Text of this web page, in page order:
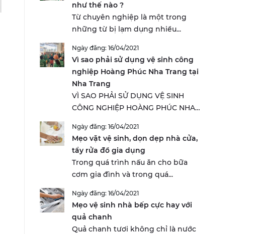
như thế nào ?
Từ chuyên nghiệp là một trong
những từ bị lạm dụng nhiều...
Ngày đăng: 16/04/2021
Vì sao phải sử dụng vệ sinh công
nghiệp Hoàng Phúc Nha Trang tại
Nha Trang
VÌ SAO PHẢI SỬ DỤNG VỆ SINH
CÔNG NGHIỆP HOÀNG PHÚC NHA
Ngày đăng: 16/04/2021
Mẹo vặt vệ sinh, dọn dẹp nhà cửa,
tẩy rửa đồ gia dụng
Trong quá trình nấu ăn cho bữa
cơm gia đình và trong quá...
Ngày đăng: 16/04/2021
Mẹo vệ sinh nhà bếp cực hay với
quả chanh
Quả chanh tươi không chỉ là nước